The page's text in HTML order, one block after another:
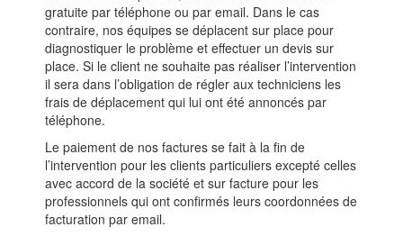
gratuite par téléphone ou par email. Dans le cas
contraire, nos équipes se déplacent sur place pour
diagnostiquer le problème et effectuer un devis sur
place. Si le client ne souhaite pas réaliser l’intervention
il sera dans l’obligation de régler aux techniciens les
frais de déplacement qui lui ont été annoncés par
téléphone.
Le paiement de nos factures se fait à la fin de
l’intervention pour les clients particuliers excepté celles
avec accord de la société et sur facture pour les
professionnels qui ont confirmés leurs coordonnées de
facturation par email.